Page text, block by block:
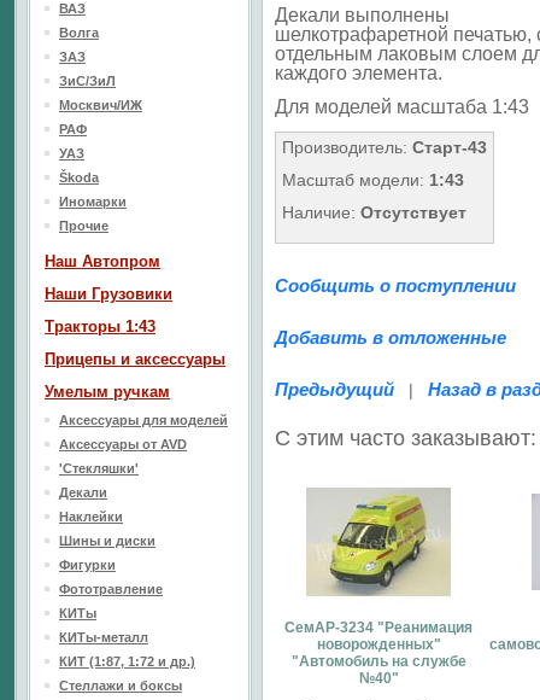
Декали выполнены
шелкотрафаретной печатью,
отдельным лаковым слоем
каждого элемента.
Для моделей масштаба 1:43
Производитель: Старт-43
Масштаб модели: 1:43
Наличие: Отсутствует
Сообщить о поступлении
Добавить в отложенные
Предыдущий | Назад в
С этим часто заказывают:
СемАР-3234 "Реанимация
новорожденных"
"Автомобиль на службе
№40"
ВАЗ
Волга
ЗАЗ
ЗиС/ЗиЛ
Москвич/ИЖ
РАФ
УАЗ
Škoda
Иномарки
Прочие
Наш Aвтопром
Наши Грузовики
Тракторы 1:43
Прицепы и аксессуары
Умелым ручкам
Аксессуары для моделей
Аксессуары от AVD
'Стекляшки'
Декали
Наклейки
Шины и диски
Фигурки
Фототравление
КИТы
КИТы-металл
КИТ (1:87, 1:72 и др.)
Стеллажи и боксы